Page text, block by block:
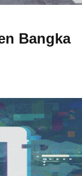
Bangka